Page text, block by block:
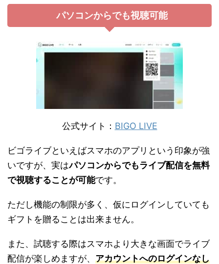
パソコンからでも視聴可能
公式サイト： BIGO LIVE
ビゴライブといえばスマホのアプリという印象が強
いですが、実はパソコンからでもライブ配信を無料
で視聴することが可能です。
ただし機能の制限が多く、仮にログインしていても
ギフトを贈ることは出来ません。
また、試聴する際はスマホより大きな画面でライブ
配信が楽しめますが、 アカウントへのログインなし